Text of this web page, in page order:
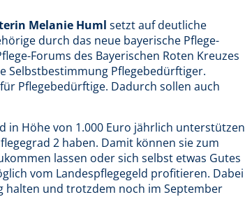
Melanie Huml setzt auf deutliche
durch das neue bayerische Pflege-
Forums des Bayerischen Roten Kreuzes
Selbstbestimmung Pflegebedürftiger.
Pflegebedürftige. Dadurch sollen auch
in Höhe von 1.000 Euro jährlich unterstützen
2 haben. Damit können sie zum
lassen oder sich selbst etwas Gutes
vom Landespflegegeld profitieren. Dabei
halten und trotzdem noch im September